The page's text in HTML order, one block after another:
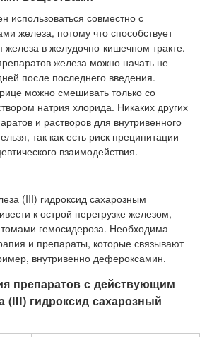
использоваться совместно с
железа, потому что способствует
в желудочно-кишечном тракте.
железа можно начать не
после последнего введения.
можно смешивать только со
натрия хлорида. Никаких других
и растворов для внутривенного
так как есть риск преципитации
взаимодействия.
(III) гидроксид сахарозным
к острой перегрузке железом,
гемосидероза. Необходима
и препараты, которые связывают
внутривенно дефероксамин.
препаратов с действующим
(III) гидроксид сахарозный